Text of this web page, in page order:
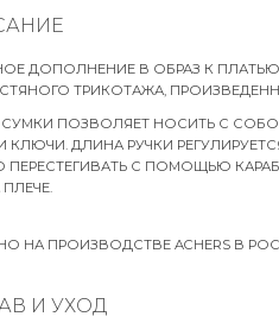
ДОПОЛНЕНИЕ В ОБРАЗ К
ТРИКОТАЖА,
СУМКИ ПОЗВОЛЯЕТ НОСИТЬ С
КЛЮЧИ. ДЛИНА РУЧКИ
С ПОМОЩЬЮ
НА ПРОИЗВОДСТВЕ ACHERS В
И УХОД